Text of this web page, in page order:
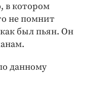
в котором
не помнит
был пьян. Он
данному